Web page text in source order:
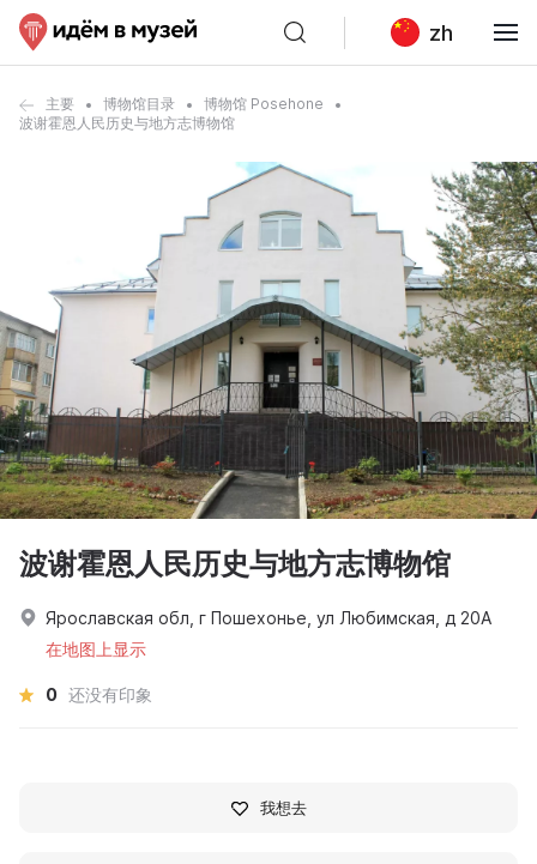
zh
主要 博物馆目录
博物馆 Posehone
波谢霍恩人民历史与地方志博物馆
波谢霍恩人民历史与地方志博物馆
Ярославская обл, г Пошехонье, ул Любимская, д 20А
在地图上显示
0 还没有印象
我想去